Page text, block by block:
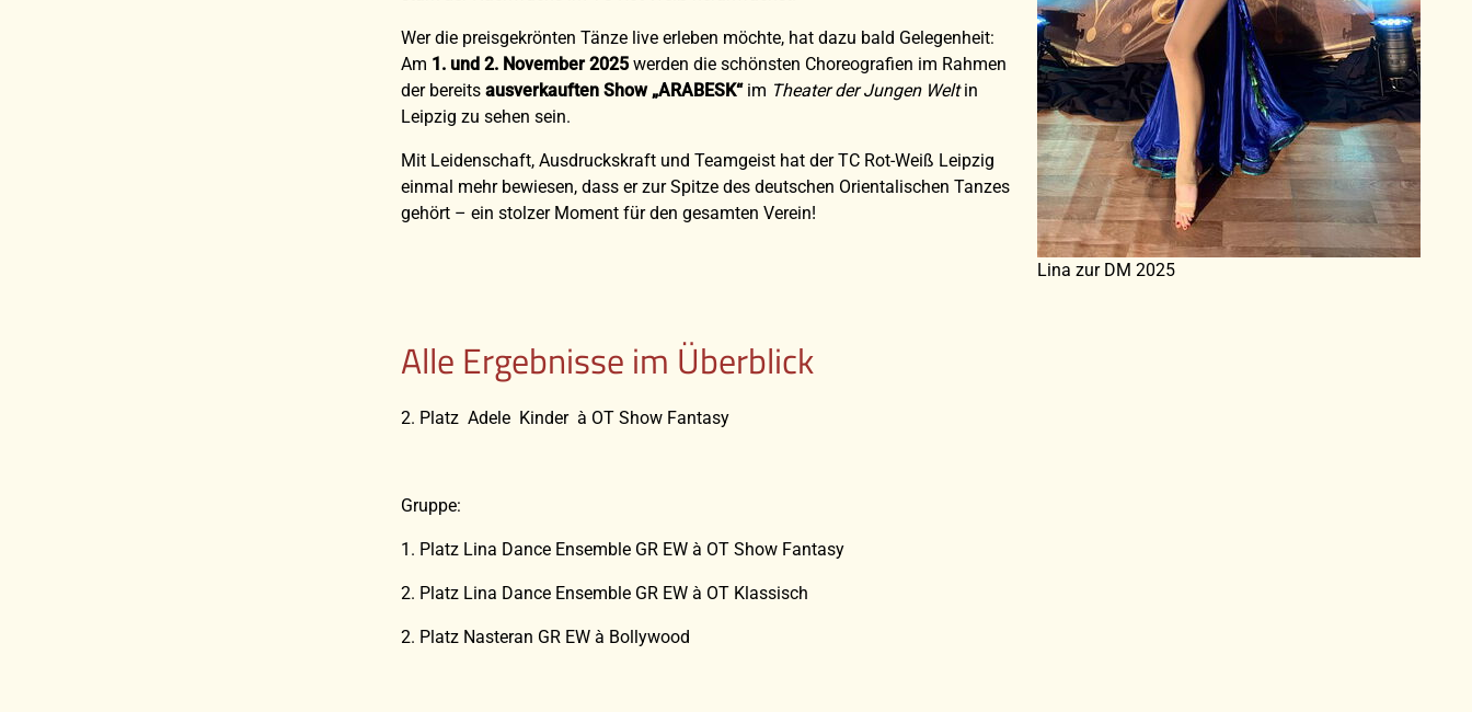
Lina zur DM 2025
Wer die preisgekrönten Tänze live erleben möchte, hat dazu bald Gelegenheit:
Am 1. und 2. November 2025werden die schönsten Choreografien im Rahmen
der bereits ausverkauften Show „ARABESK“im Theater der Jungen Weltin
Leipzig zu sehen sein.
Mit Leidenschaft, Ausdruckskraft und Teamgeist hat der TC Rot-Weiß Leipzig
einmal mehr bewiesen, dass er zur Spitze des deutschen Orientalischen Tanzes
gehört – ein stolzer Moment für den gesamten Verein!
Alle Ergebnisse im Überblick
2. Platz Adele Kinder à OT Show Fantasy
Gruppe:
1. Platz Lina Dance Ensemble GR EW à OT Show Fantasy
2. Platz Lina Dance Ensemble GR EW à OT Klassisch
2. Platz Nasteran GR EW à Bollywood